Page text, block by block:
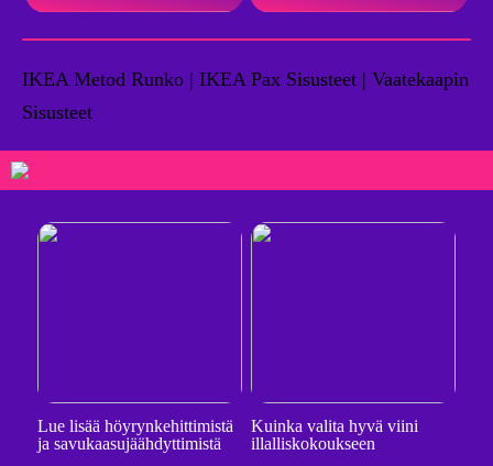
IKEA Metod Runko | IKEA Pax Sisusteet | Vaatekaapin
Sisusteet
Lue lisää höyrynkehittimistä
ja savukaasujäähdyttimistä
Kuinka valita hyvä viini
illalliskokoukseen